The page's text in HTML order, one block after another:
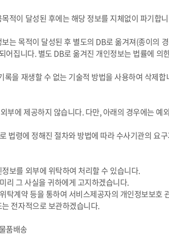
적이 달성된 후에는 해당 정보를 지체없이 파기합
는 목적이 달성된 후 별도의 DB로 옮겨져(종이의
어집니다. 별도 DB로 옮겨진 개인정보는 법률에
을 재생할 수 없는 기술적 방법을 사용하여 삭제합
부에 제공하지 않습니다. 다만, 아래의 경우에는 예
법령에 정해진 절차와 방법에 따라 수사기관의 요
보를 외부에 위탁하여 처리할 수 있습니다.
리 그 사실을 귀하에게 고지하겠습니다.
탁계약 등을 통하여 서비스제공자의 개인정보보
전자적으로 보관하겠습니다.
품배송